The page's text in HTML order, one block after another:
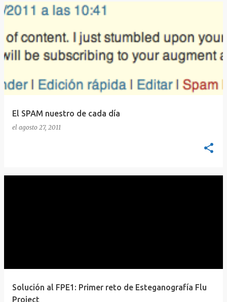
El SPAM nuestro de cada día
el agosto 27, 2011
Solución al FPE1: Primer reto de Esteganografía Flu
Project